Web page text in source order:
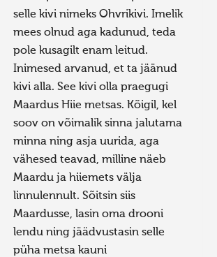
selle kivi nimeks Ohvrikivi. Imelik
mees olnud aga kadunud, teda
pole kusagilt enam leitud.
Inimesed arvanud, et ta jäänud
kivi alla. See kivi olla praegugi
Maardus Hiie metsas. Kõigil, kel
soov on võimalik sinna jalutama
minna ning asja uurida, aga
vähesed teavad, milline näeb
Maardu ja hiiemets välja
linnulennult. Sõitsin siis
Maardusse, lasin oma drooni
lendu ning jäädvustasin selle
püha metsa kauni